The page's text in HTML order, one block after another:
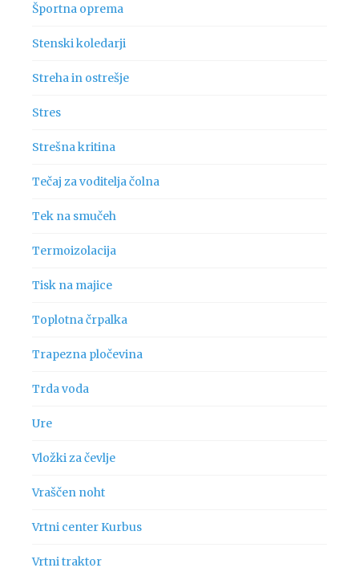
Športna oprema
Stenski koledarji
Streha in ostrešje
Stres
Strešna kritina
Tečaj za voditelja čolna
Tek na smučeh
Termoizolacija
Tisk na majice
Toplotna črpalka
Trapezna pločevina
Trda voda
Ure
Vložki za čevlje
Vraščen noht
Vrtni center Kurbus
Vrtni traktor